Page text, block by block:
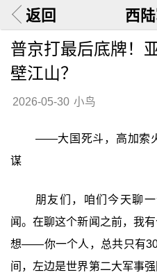
返回 西
普京打最后底牌！
壁江山？
2026-05-30 小鸟
——大国死斗，高加索
谋
朋友们，咱们今天聊
闻。在聊这个新闻之前，我
想——你一个人，总共只有
间，左边是世界第二大军事